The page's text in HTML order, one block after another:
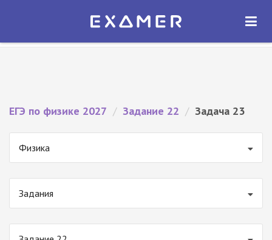
Экзамер — ЕГЭ 2027
ОТКРЫТЬ
ЕГЭ по физике 2027 / Задание 22 / Задача 23
Физика
Задания